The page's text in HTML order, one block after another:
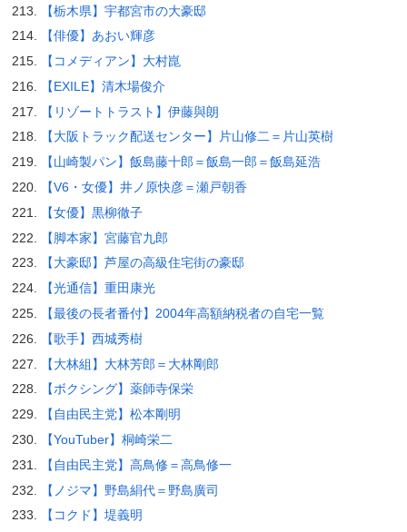
【栃木県】宇都宮市の大豪邸
【俳優】あおい輝彦
【コメディアン】大村崑
【EXILE】清木場俊介
【リゾートトラスト】伊藤與朗
【大阪トラック配送センター】片山修二＝片山英樹
【山崎製パン】飯島藤十郎＝飯島一郎＝飯島延浩
【V6・女優】井ノ原快彦＝瀬戸朝香
【女優】黒柳徹子
【脚本家】宮藤官九郎
【大豪邸】芦屋の高級住宅街の豪邸
【光通信】重田康光
【最後の長者番付】2004年高額納税者の自宅一覧
【歌手】西城秀樹
【大林組】大林芳郎＝大林剛郎
【ボクシング】薬師寺保栄
【自由民主党】松本剛明
【YouTuber】桐崎栄二
【自由民主党】高鳥修＝高鳥修一
【ノジマ】野島絹代＝野島廣司
【コクド】堤義明